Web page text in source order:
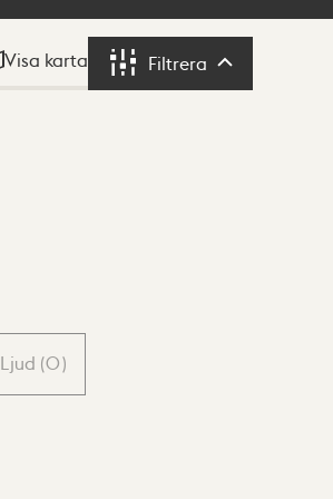
Visa karta Filtrera Filtrera
Ljud (0)